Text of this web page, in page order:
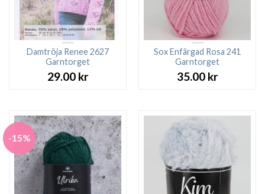
Damtröja Renee 2627
Garntorget
29.00 kr
Sox Enfärgad Rosa 241
Garntorget
35.00 kr
-15%